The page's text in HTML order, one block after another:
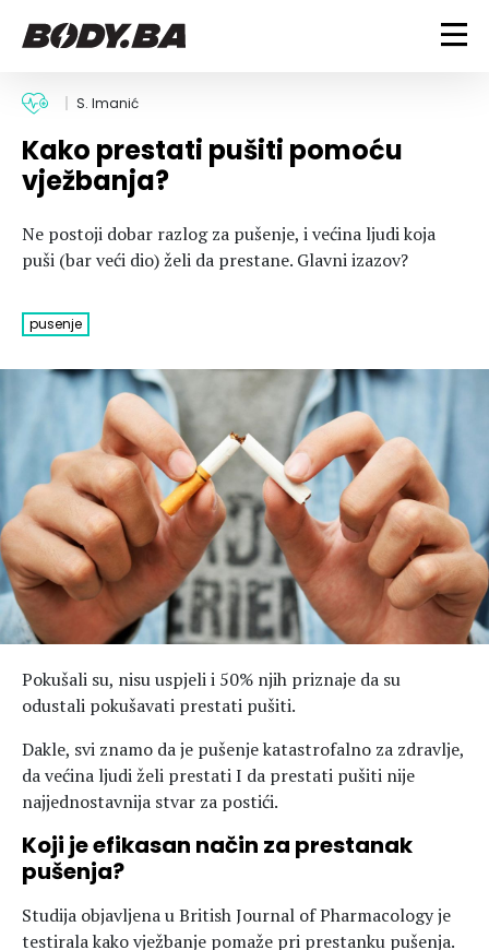
FITNESS
Vježbanje
Mršanje
Indoor & Outdoor
BODYBUILDING
Takmičarski bodybuilding
Savjeti
ISHRANA
Dijete
Recepti
Tablica kalorija
Um i tijelo
Lifestyle
Trudnice
Bodybuilding
Fitness
Ishrana
Zdravlje
Hedonizam
VODA
MAGAZIN
Njega nje
Njega njega
Šminka
Tehnologija
KALORIJE
S. Imanić
Kako prestati pušiti pomoću
vježbanja?
Ne postoji dobar razlog za pušenje, i većina ljudi koja
puši (bar veći dio) želi da prestane. Glavni izazov?
pusenje
Pokušali su, nisu uspjeli i 50% njih priznaje da su
odustali pokušavati prestati pušiti.
Dakle, svi znamo da je pušenje katastrofalno za zdravlje,
da većina ljudi želi prestati I da prestati pušiti nije
najjednostavnija stvar za postići.
Koji je efikasan način za prestanak
pušenja?
Studija objavljena u British Journal of Pharmacology je
testirala kako vježbanje pomaže pri prestanku pušenja.